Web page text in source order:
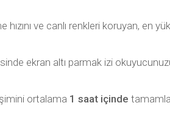
ve canlı renkleri koruyan, en
ekran altı parmak izi
ortalama 1 saat içinde